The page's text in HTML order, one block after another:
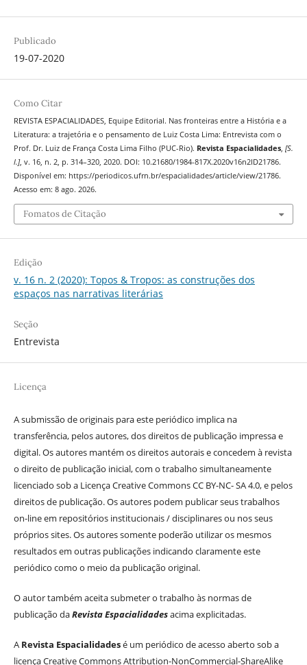
Publicado
19-07-2020
Como Citar
REVISTA ESPACIALIDADES, Equipe Editorial. Nas fronteiras entre a História e a
Literatura: a trajetória e o pensamento de Luiz Costa Lima: Entrevista com o
Prof. Dr. Luiz de França Costa Lima Filho (PUC-Rio). Revista Espacialidades, [S.
l.], v. 16, n. 2, p. 314–320, 2020. DOI: 10.21680/1984-817X.2020v16n2ID21786.
Disponível em: https://periodicos.ufrn.br/espacialidades/article/view/21786.
Acesso em: 8 ago. 2026.
Fomatos de Citação
Edição
v. 16 n. 2 (2020): Topos & Tropos: as construções dos
espaços nas narrativas literárias
Seção
Entrevista
Licença
A submissão de originais para este periódico implica na
transferência, pelos autores, dos direitos de publicação impressa e
digital. Os autores mantém os direitos autorais e concedem à revista
o direito de publicação inicial, com o trabalho simultaneamente
licenciado sob a Licença Creative Commons CC BY-NC- SA 4.0, e pelos
direitos de publicação. Os autores podem publicar seus trabalhos
on-line em repositórios institucionais / disciplinares ou nos seus
próprios sites. Os autores somente poderão utilizar os mesmos
resultados em outras publicações indicando claramente este
periódico como o meio da publicação original.
O autor também aceita submeter o trabalho às normas de
publicação daRevista Espacialidadesacima explicitadas.
A Revista Espacialidadesé um periódico de acesso aberto sob a
licença Creative Commons Attribution-NonCommercial-ShareAlike